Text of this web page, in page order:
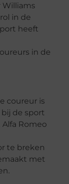
in de
heeft
in de
coureur is
de sport
Romeo
te breken
met